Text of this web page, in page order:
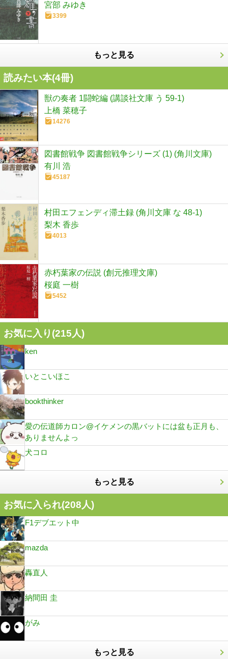
宮部 みゆき
3399
もっと見る
読みたい本(4冊)
獣の奏者 1闘蛇編 (講談社文庫 う 59-1)
上橋 菜穂子
14276
図書館戦争 図書館戦争シリーズ (1) (角川文庫)
有川 浩
45187
村田エフェンディ滞土録 (角川文庫 な 48-1)
梨木 香歩
4013
赤朽葉家の伝説 (創元推理文庫)
桜庭 一樹
5452
お気に入り(215人)
ken
いとこいほこ
bookthinker
愛の伝道師カロン@イケメンの黒バットには盆も正月も、
ありませんよっ
犬コロ
もっと見る
お気に入られ(208人)
F1デブエット中
mazda
轟直人
納間田 圭
がみ
もっと見る